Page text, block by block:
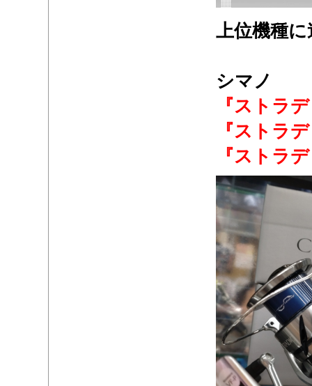
上位機種
シマノ
『ストラ
『ストラ
『ストラ